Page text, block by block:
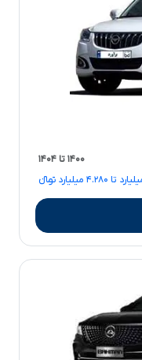
۱۴۰۰ تا ۱۴۰۴